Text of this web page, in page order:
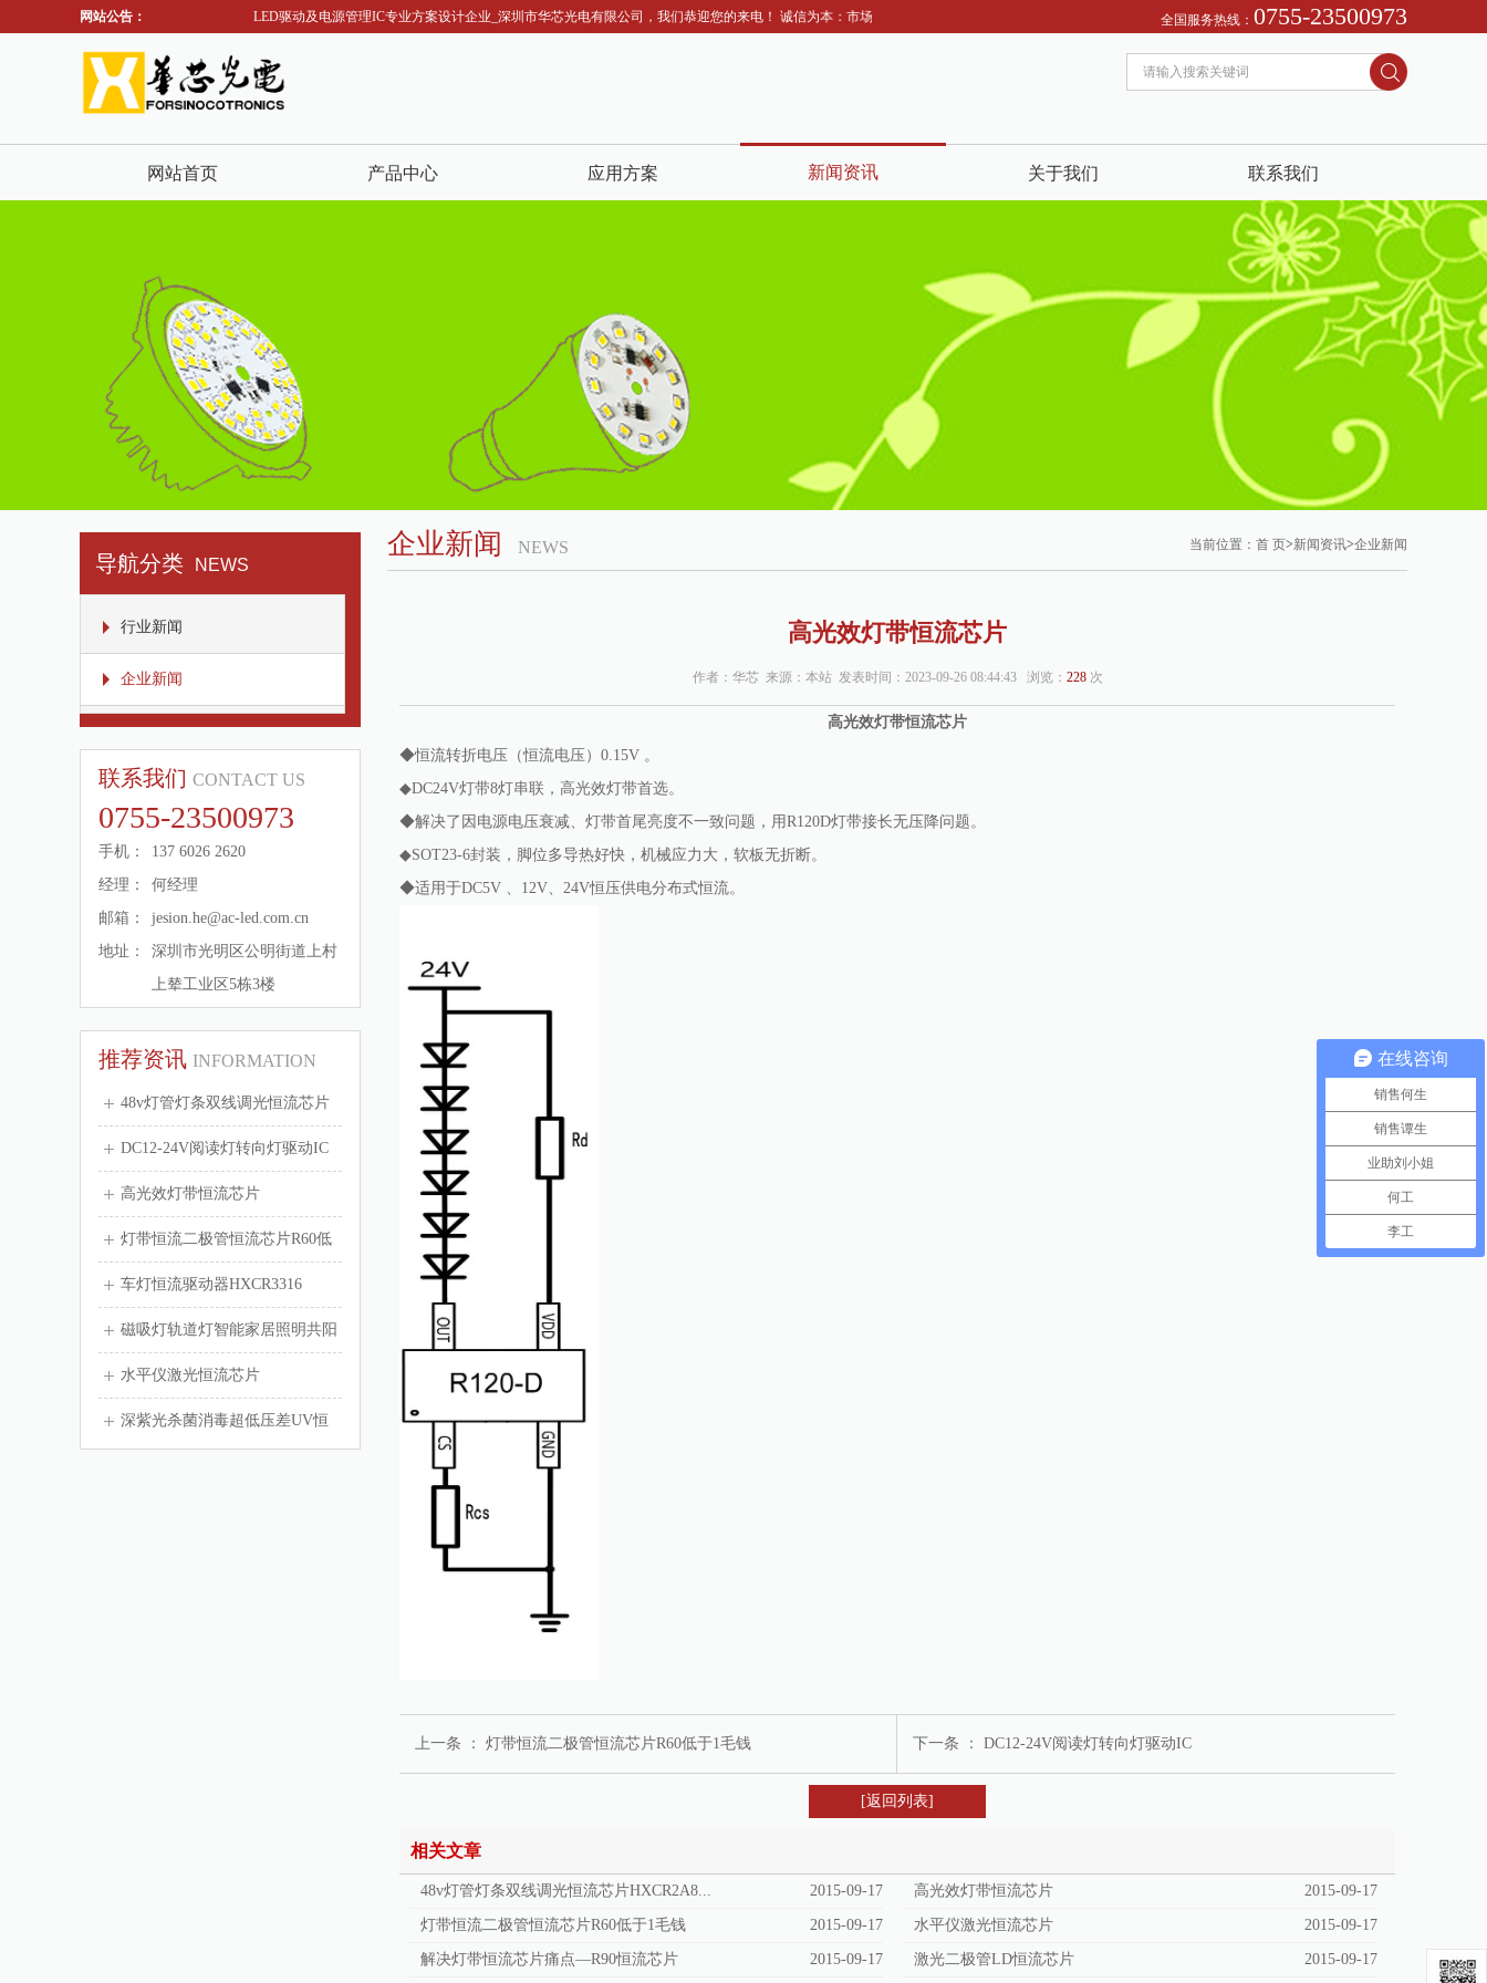
网站公告： LED驱动及电源管理IC专业方案设计企业_深圳市华芯光电有限公司，我们恭迎您的来电！ 诚信为本：市场在变，诚信永远不变... 全国服务热线： 0755-23500973
网站首页 产品中心 应用方案 新闻资讯 关于我们 联系我们
导航分类 NEWS
行业新闻
企业新闻
联系我们 CONTACT US
0755-23500973
手机：
137 6026 2620
经理：
何经理
邮箱：
jesion.he@ac-led.com.cn
地址：
深圳市光明区公明街道上村
上辇工业区5栋3楼
推荐资讯 INFORMATION
48v灯管灯条双线调光恒流芯片
HXCR2...
DC12-24V阅读灯转向灯驱动IC
高光效灯带恒流芯片
灯带恒流二极管恒流芯片R60低
于1毛钱
车灯恒流驱动器HXCR3316
磁吸灯轨道灯智能家居照明共阳
极调光无频闪...
水平仪激光恒流芯片
深紫光杀菌消毒超低压差UV恒
企业新闻 NEWS 当前位置： 首 页>新闻资讯>企业新闻
高光效灯带恒流芯片
作者：华芯 来源：本站 发表时间：2023-09-26 08:44:43 浏览： 228 次
高光效灯带恒流芯片
◆恒流转折电压（恒流电压） 0.15V 。
◆DC24V灯带8灯串联，高光效灯带首选。
◆解决了因电源电压衰减、灯带首尾亮度不一致问题，用R120D灯带接长无压降问题。
◆SOT23-6封装， 脚位多导热好快， 机械应力大，软板无折断。
◆适用于DC5V 、12V、24V恒压供电分布式恒流。
上一条 ： 灯带恒流二极管恒流芯片R60低于1毛钱 下一条 ： DC12-24V阅读灯转向灯驱动IC
[返回列表]
相关文章
48v灯管灯条双线调光恒流芯片HXCR2A8... 2015-09-17 高光效灯带恒流芯片 2015-09-17
灯带恒流二极管恒流芯片R60低于1毛钱 2015-09-17 水平仪激光恒流芯片 2015-09-17
解决灯带恒流芯片痛点—R90恒流芯片 2015-09-17 激光二极管LD恒流芯片 2015-09-17
在线咨询
销售何生
销售谭生
业助刘小姐
何工
李工